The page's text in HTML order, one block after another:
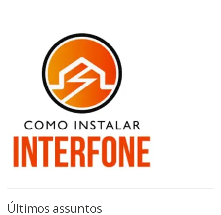
Últimos assuntos